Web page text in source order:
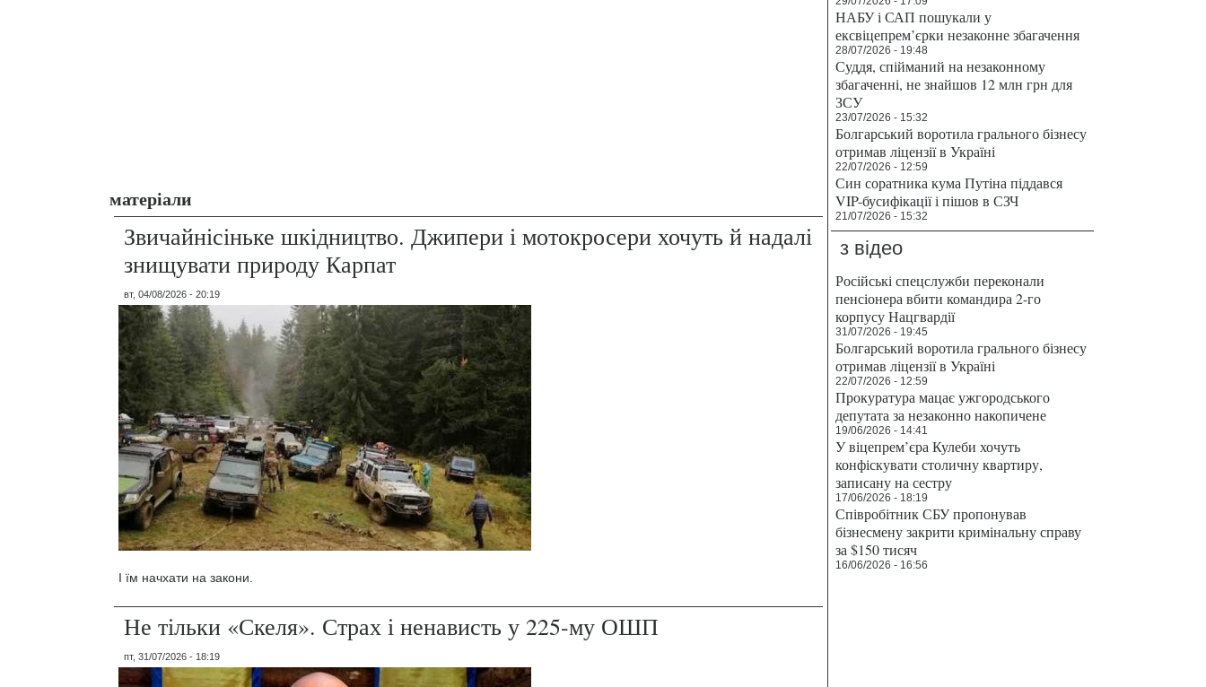
матеріали
Звичайнісіньке шкідництво. Джипери і мотокросери хочуть й надалі
знищувати природу Карпат
вт, 04/08/2026 - 20:19
І їм начхати на закони.
Не тільки «Скеля». Страх і ненависть у 225-му ОШП
пт, 31/07/2026 - 18:19
НАБУ і САП пошукали у
ексвіцепрем’єрки незаконне збагачення
28/07/2026 - 19:48
Суддя, спійманий на незаконному
збагаченні, не знайшов 12 млн грн для
ЗСУ
23/07/2026 - 15:32
Болгарський воротила грального бізнесу
отримав ліцензії в Україні
22/07/2026 - 12:59
Син соратника кума Путіна піддався
VIP-бусифікації і пішов в СЗЧ
21/07/2026 - 15:32
з відео
Російські спецслужби переконали
пенсіонера вбити командира 2-го
корпусу Нацгвардії
31/07/2026 - 19:45
Болгарський воротила грального бізнесу
отримав ліцензії в Україні
22/07/2026 - 12:59
Прокуратура мацає ужгородського
депутата за незаконно накопичене
19/06/2026 - 14:41
У віцепрем’єра Кулеби хочуть
конфіскувати столичну квартиру,
записану на сестру
17/06/2026 - 18:19
Співробітник СБУ пропонував
бізнесмену закрити кримінальну справу
за $150 тисяч
16/06/2026 - 16:56